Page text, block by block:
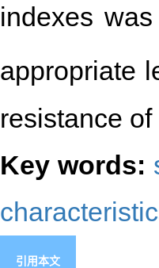
indexes
appropriate
resistance
Key words:
引用本文